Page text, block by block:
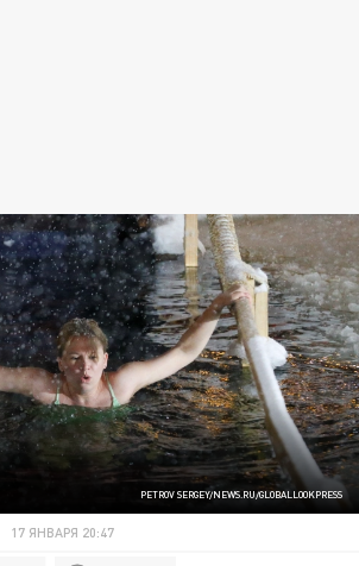
PETROV SERGEY/NEWS.RU/GLOBALLOOKPRESS
17 ЯНВАРЯ 20:47